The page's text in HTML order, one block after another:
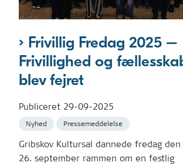
Frivillig Fredag 2025 –
Frivillighed og
blev fejret
Publiceret 29-09-2025
Nyhed Pressemeddelelse
Gribskov Kultursal dannede fredag den
26. september rammen om en festlig